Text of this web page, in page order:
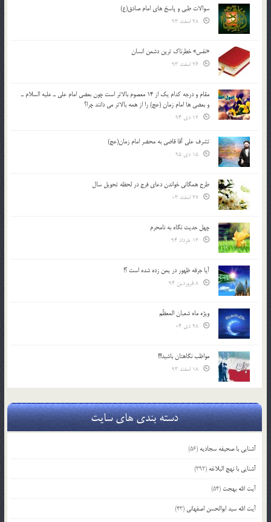
سوالات طبی و پاسخ های امام صادق(ع)
«نفس» خطرناک ترین دشمن انسان
مقام و درجه كدام يك از 14 معصوم بالاتر است چون بعضي امام علي ـ عليه السلام ـ
و بعضي ها امام زمان (عج) را از همه بالاتر مي دانند چرا؟
تشرف علي آقا قاضي به محضر امام زمان(عج)
طرح همگانی خواندن دعای فرج در لحظه تحویل سال
چهل حدیث نگاه به نامحرم
آیا جرقه ظهور در یمن زده شده است ؟!
ویژه ماه شعبان المعظّم
مواظب نگاهتان باشید!!!
دسته بندی های سایت
آشنایی با صحیفه سجادیه (56)
آشنایی با نهج البلاغه (392)
آیت الله بهجت (54)
آیت الله سید ابوالحسن اصفهانی (43)